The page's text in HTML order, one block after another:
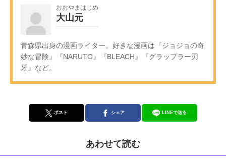
おおやまはじめ
大山元
青森県出身の漫画ライター。好きな漫画は『ジョジョの奇
妙な冒険』『NARUTO』『BLEACH』『グラップラー刃
牙』など。
ポスト シェア LINEで送る
あわせて読む